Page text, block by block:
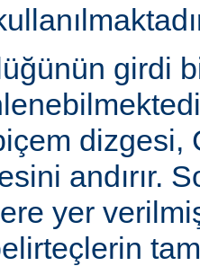
girdi
dizgesi,
andırır.
yer